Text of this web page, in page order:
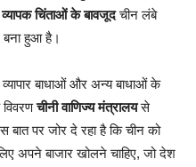
व्यापक चिंताओं के बावजूदचीन लंबे
बना हुआ है।
व्यापार बाधाओं और अन्य बाधाओं के
विवरणचीनी वाणिज्य मंत्रालयसे
बात पर जोर दे रहा है कि चीन को
अपने बाजार खोलने चाहिए, जो देश